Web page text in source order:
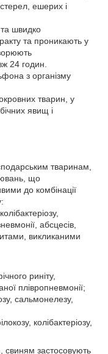
ешерих і
швидко
та проникають у
24 годин.
з організму
тварин, у
явищ і
тваринам,
що
до комбінації
абсцесів,
викликаними
риніту,
плівропневмонії;
сальмонелезу,
колібактеріозу,
свиням застосовують